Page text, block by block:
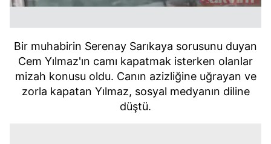
Bir muhabirin Serenay Sarıkaya sorusunu duyan
Cem Yılmaz'ın camı kapatmak isterken olanlar
mizah konusu oldu. Canın azizliğine uğrayan ve
zorla kapatan Yılmaz, sosyal medyanın diline
düştü.